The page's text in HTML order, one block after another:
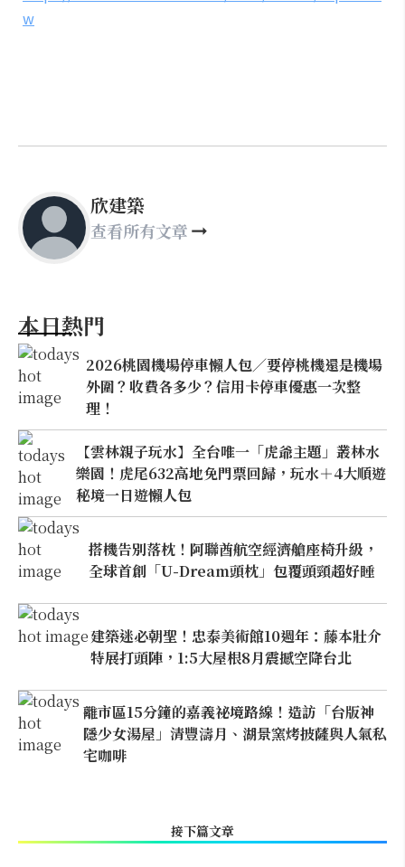
w
欣建築
查看所有文章
本日熱門
2026桃園機場停車懶人包／要停桃機還是機場
外圍？收費各多少？信用卡停車優惠一次整
理！
【雲林親子玩水】全台唯一「虎爺主題」叢林水
樂園！虎尾632高地免門票回歸，玩水＋4大順遊
秘境一日遊懶人包
搭機告別落枕！阿聯酋航空經濟艙座椅升級，
全球首創「U-Dream頭枕」包覆頭頸超好睡
建築迷必朝聖！忠泰美術館10週年：藤本壯介
特展打頭陣，1:5大屋根8月震撼空降台北
離市區15分鐘的嘉義祕境路線！造訪「台版神
隱少女湯屋」清豐濤月、湖景窯烤披薩與人氣私
宅咖啡
接下篇文章